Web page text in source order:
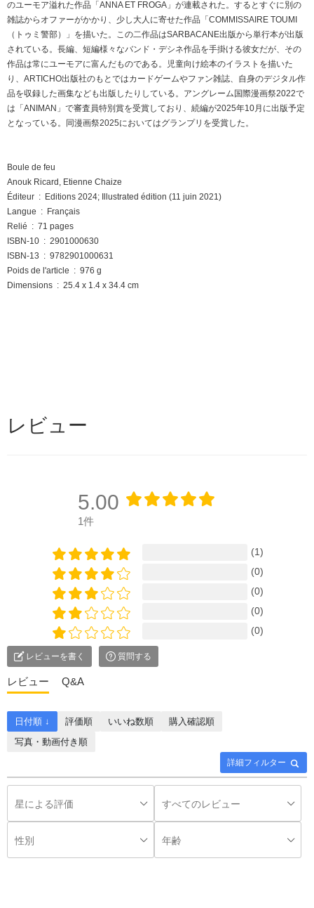
のユーモア溢れた作品「ANNA ET FROGA」が連載された。するとすぐに別の
雑誌からオファーがかかり、少し大人に寄せた作品「COMMISSAIRE TOUMI
（トゥミ警部）」を描いた。この二作品はSARBACANE出版から単行本が出版
されている。長編、短編様々なバンド・デシネ作品を手掛ける彼女だが、その
作品は常にユーモアに富んだものである。児童向け絵本のイラストを描いた
り、ARTICHO出版社のもとではカードゲームやファン雑誌、自身のデジタル作
品を収録した画集なども出版したりしている。アングレーム国際漫画祭2022で
は「ANIMAN」で審査員特別賞を受賞しており、続編が2025年10月に出版予定
となっている。同漫画祭2025においてはグランプリを受賞した。
Boule de feu
Anouk Ricard, Etienne Chaize
Éditeur ‏ : ‎ Editions 2024; Illustrated édition (11 juin 2021)
Langue ‏ : ‎ Français
Relié ‏ : ‎ 71 pages
ISBN-10 ‏ : ‎ 2901000630
ISBN-13 ‏ : ‎ 9782901000631
Poids de l'article ‏ : ‎ 976 g
Dimensions ‏ : ‎ 25.4 x 1.4 x 34.4 cm
レビュー
5.00
1件
(1)
(0)
(0)
(0)
(0)
レビューを書く 質問する
レビュー Q&A
詳細フィルター
日付順 ↓ 評価順 いいね数順
購入確認順
写真・動画付き順